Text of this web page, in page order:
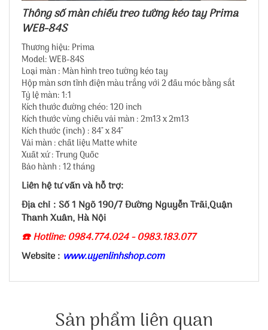
Thông số màn chiếu treo tường kéo tay Prima
WEB-84S
Thương hiệu: Prima
Model: WEB-84S
Loại màn : Màn hình treo tường kéo tay
Hộp màn sơn tĩnh điện màu trắng với 2 đầu móc bằng sắt
Tỷ lệ màn: 1:1
Kích thước đường chéo: 120 inch
Kích thước vùng chiếu vải màn : 2m13 x 2m13
Kích thước (inch) : 84" x 84"
Vải màn : chất liệu Matte white
Xuất xứ : Trung Quốc
Bảo hành : 12 tháng
Liên hệ tư vấn và hỗ trợ:
Địa chỉ : Số 1 Ngõ 190/7 Đường Nguyễn Trãi,Quận
Thanh Xuân, Hà Nội
☎️ Hotline: 0984.774.024 - 0983.183.077
Website : www.uyenlinhshop.com
Sản phẩm liên quan